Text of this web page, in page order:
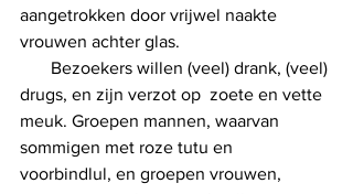
aangetrokken door vrijwel naakte
vrouwen achter glas.
drugs, en zijn verzot op  zoete en vette
meuk. Groepen mannen, waarvan
sommigen met roze tutu en
voorbindlul, en groepen vrouwen,